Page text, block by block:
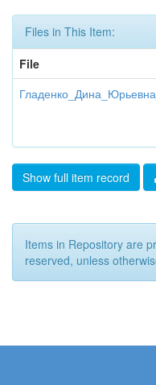
Files in This Item:
File
Show full item record
Items in Repository are
reserved, unless